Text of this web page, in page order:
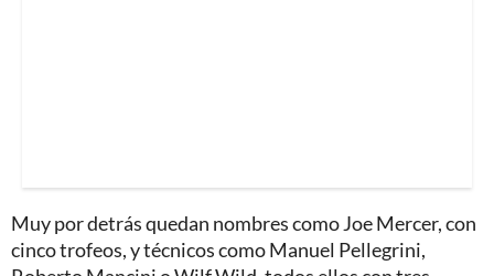
Muy por detrás quedan nombres como Joe Mercer, con
cinco trofeos, y técnicos como Manuel Pellegrini,